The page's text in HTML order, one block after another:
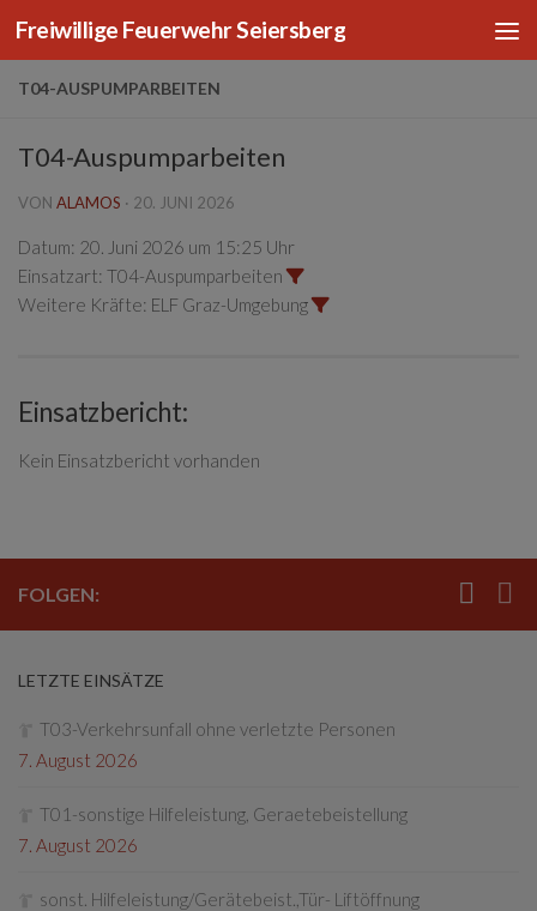
Zum Inhalt springen
Freiwillige Feuerwehr Seiersberg
T04-AUSPUMPARBEITEN
T04-Auspumparbeiten
VON ALAMOS · 20. JUNI 2026
Datum: 20. Juni 2026 um 15:25 Uhr
Einsatzart: T04-Auspumparbeiten
Weitere Kräfte: ELF Graz-Umgebung
Einsatzbericht:
Kein Einsatzbericht vorhanden
FOLGEN:
LETZTE EINSÄTZE
T03-Verkehrsunfall ohne verletzte Personen
7. August 2026
T01-sonstige Hilfeleistung, Geraetebeistellung
7. August 2026
sonst. Hilfeleistung/Gerätebeist.,Tür- Liftöffnung